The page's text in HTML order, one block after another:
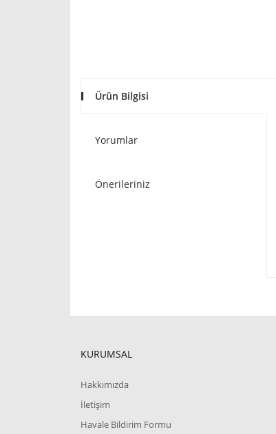
Ürün Bilgisi
Yorumlar
Önerileriniz
KURUMSAL
Hakkımızda
İletişim
Havale Bildirim Formu